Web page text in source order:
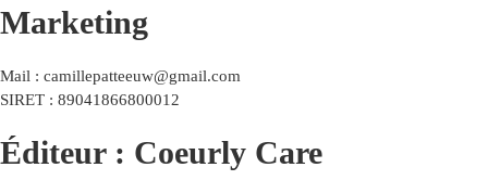
Marketing
Mail : camillepatteeuw@gmail.com
SIRET : 89041866800012
Éditeur : Coeurly Care